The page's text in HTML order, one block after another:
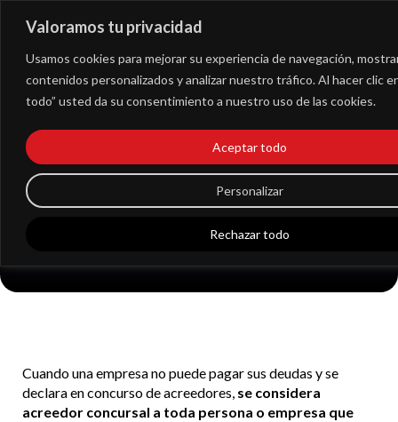
Valoramos tu privacidad
Usamos cookies para mejorar su experiencia de navegación,
contenidos personalizados y analizar nuestro tráfico. Al hacer clic
todo” usted da su consentimiento a nuestro uso de las cookies.
Personalizar
Rechazar todo
Aceptar todo
Derechos y
obligaciones del
acreedor concursal
tras la reforma
legislativa
Cuando una empresa no puede pagar sus deudas y se
declara en concurso de acreedores, se considera
acreedor concursal a toda persona o empresa que